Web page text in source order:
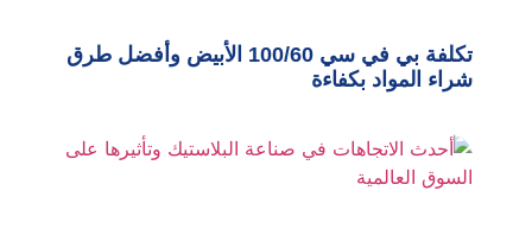
تكلفة بي في سي 100/60 الأبيض وأفضل طرق
شراء المواد بكفاءة